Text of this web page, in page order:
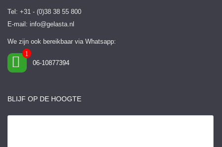
Tel: +31 - (0)38 38 55 800
E-mail: info@gelasta.nl
We zijn ook bereikbaar via Whatsapp:
06-10877394
BLIJF OP DE HOOGTE